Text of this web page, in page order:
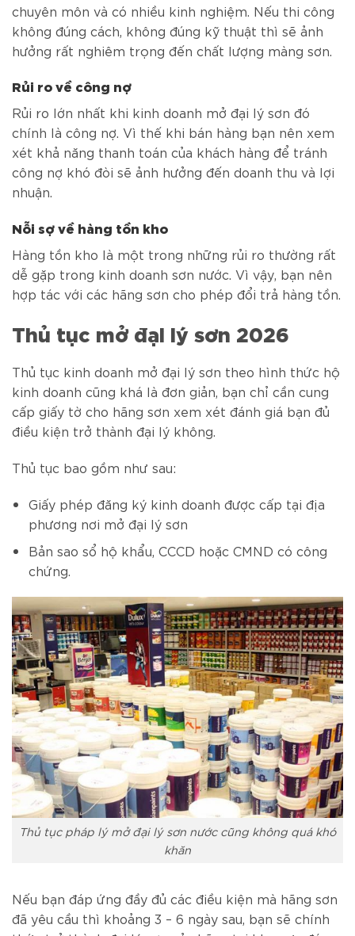
chuyên môn và có nhiều kinh nghiệm. Nếu thi công
không đúng cách, không đúng kỹ thuật thì sẽ ảnh
hưởng rất nghiêm trọng đến chất lượng màng sơn.
Rủi ro về công nợ
Rủi ro lớn nhất khi kinh doanh mở đại lý sơn đó
chính là công nợ. Vì thế khi bán hàng bạn nên xem
xét khả năng thanh toán của khách hàng để tránh
công nợ khó đòi sẽ ảnh hưởng đến doanh thu và lợi
nhuận.
Nỗi sợ về hàng tồn kho
Hàng tồn kho là một trong những rủi ro thường rất
dễ gặp trong kinh doanh sơn nước. Vì vậy, bạn nên
hợp tác với các hãng sơn cho phép đổi trả hàng tồn.
Thủ tục mở đại lý sơn 2026
Thủ tục kinh doanh mở đại lý sơn theo hình thức hộ
kinh doanh cũng khá là đơn giản, bạn chỉ cần cung
cấp giấy tờ cho hãng sơn xem xét đánh giá bạn đủ
điều kiện trở thành đại lý không.
Thủ tục bao gồm như sau:
Giấy phép đăng ký kinh doanh được cấp tại địa
phương nơi mở đại lý sơn
Bản sao sổ hộ khẩu, CCCD hoặc CMND có công
chứng.
Thủ tục pháp lý mở đại lý sơn nước cũng không quá khó
khăn
Nếu bạn đáp ứng đầy đủ các điều kiện mà hãng sơn
đã yêu cầu thì khoảng 3 – 6 ngày sau, bạn sẽ chính